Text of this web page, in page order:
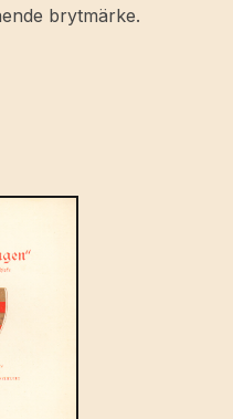
brytmärke.